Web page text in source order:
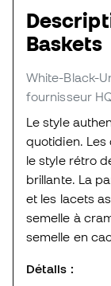
Baskets
White-Black-
fournisseur
Le style
quotidien. Les
le style rétro
brillante. La
et les lacets
semelle à
semelle en
Détails :